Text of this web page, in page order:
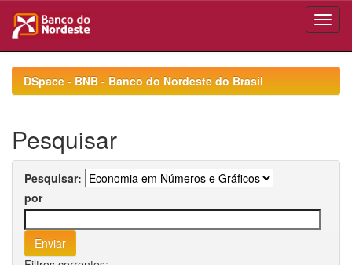
navigationDSpace - BNB - Banco do Nordeste do Brasil
Pesquisar
Pesquisar:
por